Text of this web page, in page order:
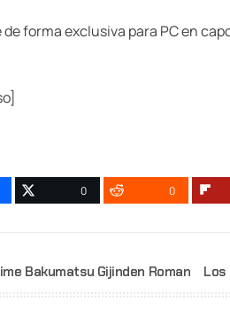
forma exclusiva para PC en
0 0
Bakumatsu Gijinden Roman Los